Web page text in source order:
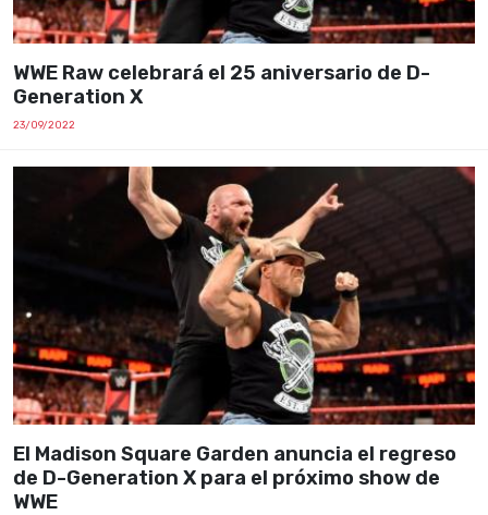
WWE Raw celebrará el 25 aniversario de D-
Generation X
23/09/2022
El Madison Square Garden anuncia el regreso
de D-Generation X para el próximo show de
WWE